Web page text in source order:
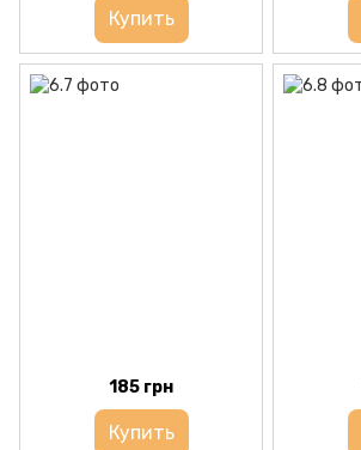
Купить
185 грн
Купить